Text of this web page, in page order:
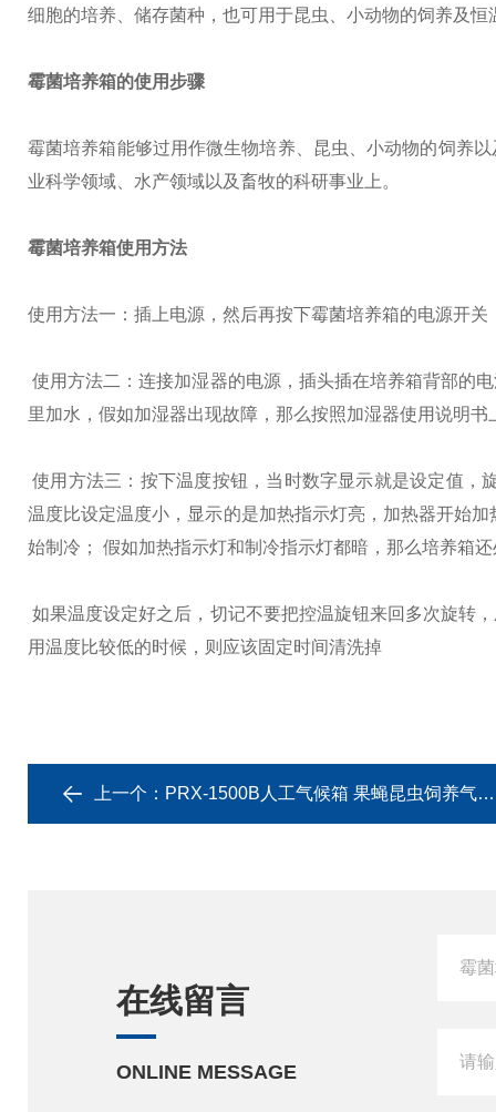
细胞的培养、储存菌种，也可用于昆虫、小动物的饲养及
霉菌培养箱的使用步骤
霉菌培养箱能够过用作微生物培养、昆虫、小动物的饲养
业科学领域、水产领域以及畜牧的科研事业上。
霉菌培养箱使用方法
使用方法一：插上电源，然后再按下霉菌培养箱的电源开
使用方法二：连接加湿器的电源，插头插在培养箱背部的
里加水，假如加湿器出现故障，那么按照加湿器使用说明书
使用方法三：按下温度按钮，当时数字显示就是设定值，
温度比设定温度小，显示的是加热指示灯亮，加热器开始
始制冷； 假如加热指示灯和制冷指示灯都暗，那么培养箱
如果温度设定好之后，切记不要把控温旋钮来回多次旋转
用温度比较低的时候，则应该固定时间清洗掉
上一个： PRX-1500B人工气候箱 果蝇昆虫饲养气候试验
在线留言
ONLINE MESSAGE